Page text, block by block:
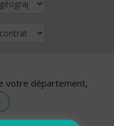
votre département,